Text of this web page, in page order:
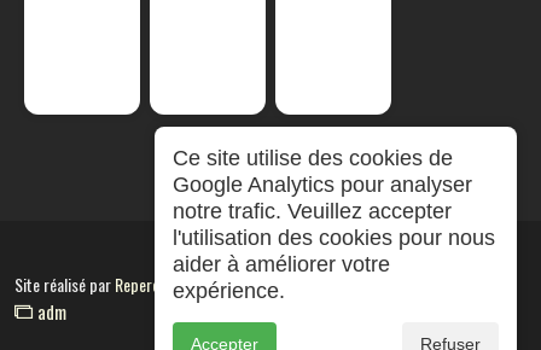
Site réalisé parRepereCom
adm
Ce site utilise des cookies de
Google Analytics pour analyser
notre trafic. Veuillez accepter
l'utilisation des cookies pour nous
aider à améliorer votre
expérience.
Accepter Refuser